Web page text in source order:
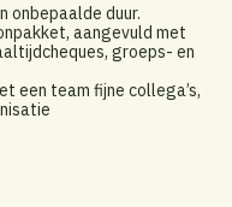
onbepaalde duur.
aangevuld met
groeps- en
een team fijne collega’s,